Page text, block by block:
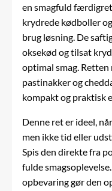
en smagfuld
krydrede kødboller
brug løsning. De
oksekød og tilsat
optimal smag.
pastinakker og
kompakt og praktisk
Denne ret er ideel,
men ikke tid eller
Spis den direkte fra
fulde
opbevaring gør den